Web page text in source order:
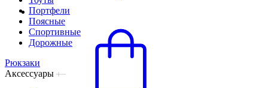
Портфели
Поясные
Спортивные
Дорожные
Рюкзаки
Аксессуары